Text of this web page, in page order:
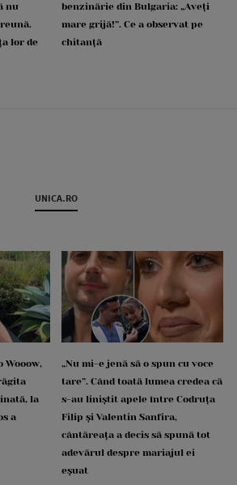
nu
lor de
benzinărie din Bulgaria: „Aveți
mare grijă!”. Ce a observat pe
chitanță
UNICA.RO
Wooow,
la
a
„Nu mi-e jenă să o spun cu voce
tare”. Când toată lumea credea că
s-au liniștit apele între Codruța
Filip și Valentin Sanfira,
cântăreața a decis să spună tot
adevărul despre mariajul ei
eșuat